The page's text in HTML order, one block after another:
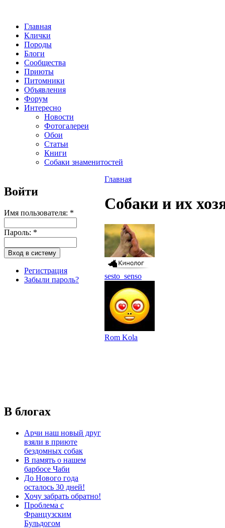
Главная
Клички
Породы
Блоги
Сообщества
Приюты
Питомники
Объявления
Форум
Интересно
Новости
Фотогалереи
Обои
Статьи
Книги
Собаки знаменитостей
Войти
Имя пользователя: *
Пароль: *
Регистрация
Забыли пароль?
В блогах
Арчи наш новый друг
взяли в приюте
бездомных собак
В память о нашем
барбосе Чаби
До Нового года
осталось 30 дней!
Хочу забрать обратно!
Проблема с
Французским
Бульдогом
Главная
Собаки и их
sesto_senso
Rom Kola